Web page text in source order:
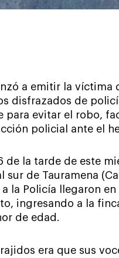
a emitir la
disfrazados de
para evitar el robo,
policial ante el
de la tarde de este
sur de Tauramena
la Policía llegaron
ingresando a la
de edad.
era que sus